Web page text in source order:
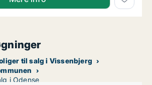
til salg i Vissenbjerg
i Odense